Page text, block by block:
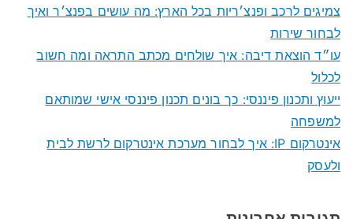
צמיגים לרכב ופנצ׳ריות בכל הארץ: מה עושים בפנצ׳ר ואיך
לבחור שירות
עו״ד הוצאת דיבה: איך שולחים מכתב התראה ומה חשוב
לכלול
ייעוץ ותכנון פיננסי: כך בונים תכנון פיננסי אישי שמותאם
למשפחה
אינטרקום IP: איך לבחור מערכת אינטרקום לרשת לבית
ולעסק